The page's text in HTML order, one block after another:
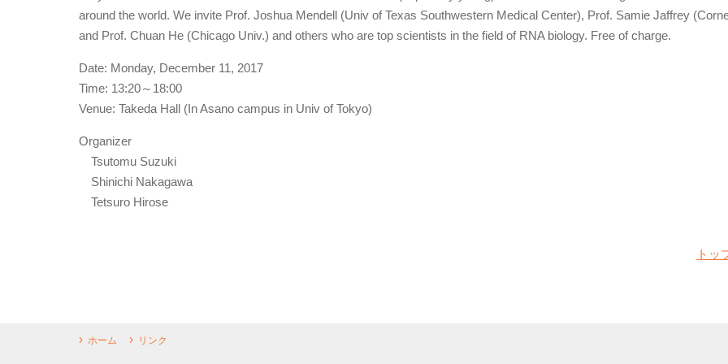
around the world. We invite Prof. Joshua Mendell (Univ of Texas Southwestern Medical Center), Prof. Samie Jaffrey
and Prof. Chuan He (Chicago Univ.) and others who are top scientists in the field of RNA biology. Free of charge.
Date: Monday, December 11, 2017
Time: 13:20～18:00
Venue: Takeda Hall (In Asano campus in Univ of Tokyo)
Organizer
Tsutomu Suzuki
Shinichi Nakagawa
Tetsuro Hirose
トッ
ホーム リンク